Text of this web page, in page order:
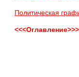
Политическая
<<<Оглавление>>>